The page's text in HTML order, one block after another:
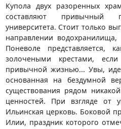
Купола двух разоренных
составляют привычный
университета. Стоит только
направлении
Поневоле
золочеными крестами,
привычной жизнью... Увы,
основанная на бездумной
существования рядом
ценностей. При взгляде от
Ильинская церковь. Боковой
Илии, праздник которого